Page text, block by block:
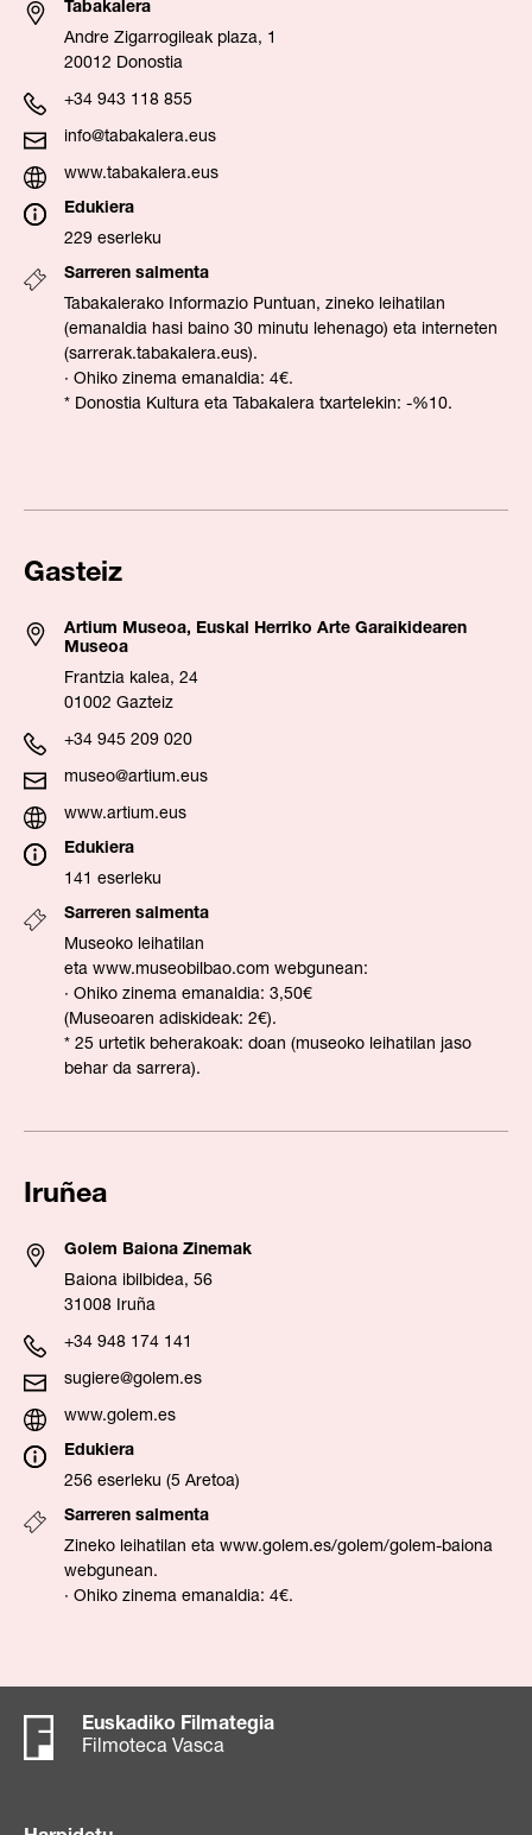
Tabakalera
Andre Zigarrogileak plaza, 1
20012 Donostia
+34 943 118 855
info@tabakalera.eus
www.tabakalera.eus
Edukiera
229 eserleku
Sarreren salmenta
Tabakalerako Informazio Puntuan, zineko leihatilan
(emanaldia hasi baino 30 minutu lehenago) eta interneten
(sarrerak.tabakalera.eus).
· Ohiko zinema emanaldia: 4€.
* Donostia Kultura eta Tabakalera txartelekin: -%10.
Gasteiz
Artium Museoa, Euskal Herriko Arte Garaikidearen
Museoa
Frantzia kalea, 24
01002 Gazteiz
+34 945 209 020
museo@artium.eus
www.artium.eus
Edukiera
141 eserleku
Sarreren salmenta
Museoko leihatilan
eta www.museobilbao.com webgunean:
· Ohiko zinema emanaldia: 3,50€
(Museoaren adiskideak: 2€).
* 25 urtetik beherakoak: doan (museoko leihatilan jaso
behar da sarrera).
Iruñea
Golem Baiona Zinemak
Baiona ibilbidea, 56
31008 Iruña
+34 948 174 141
sugiere@golem.es
www.golem.es
Edukiera
256 eserleku (5 Aretoa)
Sarreren salmenta
Zineko leihatilan eta www.golem.es/golem/golem-baiona
webgunean.
· Ohiko zinema emanaldia: 4€.
Euskadiko Filmategia
Filmoteca Vasca